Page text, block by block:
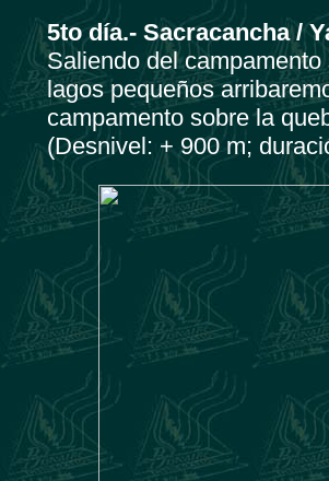
5to día.- Sacracancha /
Saliendo del
lagos pequeños
campamento sobre la
(Desnivel: + 900 m;